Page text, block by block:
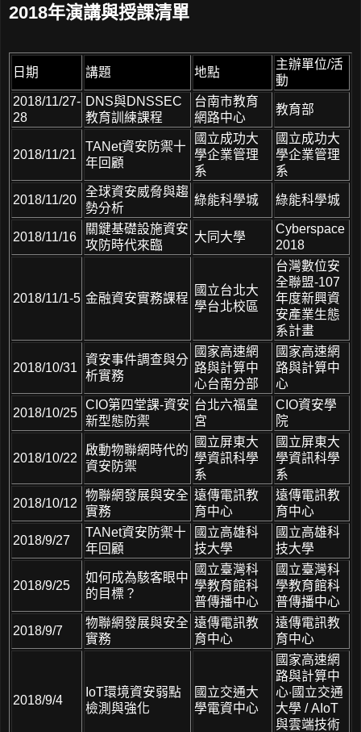
2018年演講與授課清單
日期 講題 地點
主辦單位/活
動
2018/11/27-
28
DNS與DNSSEC
教育訓練課程
台南市教育
網路中心
教育部
2018/11/21
TANet資安防禦十
年回顧
國立成功大
學企業管理
系
國立成功大
學企業管理
系
2018/11/20
全球資安威脅與趨
勢分析
綠能科學城 綠能科學城
2018/11/16
關鍵基礎設施資安
攻防時代來臨
大同大學
Cyberspace
2018
2018/11/1-5 金融資安實務課程
國立台北大
學台北校區
台灣數位安
全聯盟-107
年度新興資
安產業生態
系計畫
2018/10/31
資安事件調查與分
析實務
國家高速網
路與計算中
心台南分部
國家高速網
路與計算中
心
2018/10/25
CIO第四堂課-資安
新型態防禦
台北六福皇
宮
CIO資安學
院
2018/10/22
啟動物聯網時代的
資安防禦
國立屏東大
學資訊科學
系
國立屏東大
學資訊科學
系
2018/10/12
物聯網發展與安全
實務
遠傳電訊教
育中心
遠傳電訊教
育中心
2018/9/27
TANet資安防禦十
年回顧
國立高雄科
技大學
國立高雄科
技大學
2018/9/25
如何成為駭客眼中
的目標？
國立臺灣科
學教育館科
普傳播中心
國立臺灣科
學教育館科
普傳播中心
2018/9/7
物聯網發展與安全
實務
遠傳電訊教
育中心
遠傳電訊教
育中心
2018/9/4
IoT環境資安弱點
檢測與強化
國立交通大
學電資中心
國家高速網
路與計算中
心‧國立交通
大學 / AIoT
與雲端技術